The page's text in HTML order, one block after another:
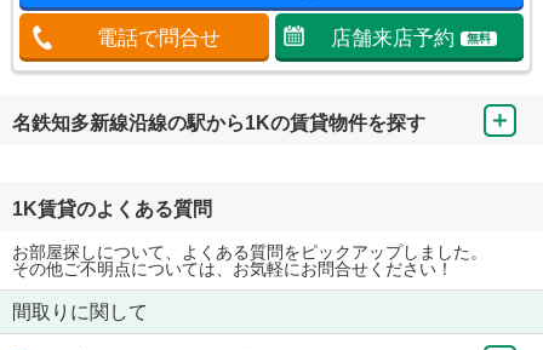
電話で問合せ 店舗来店予約 無料
名鉄知多新線沿線の駅から1Kの賃貸物件を探す
1K賃貸のよくある質問
お部屋探しについて、よくある質問をピックアップしました。
その他ご不明点については、お気軽にお問合せください！
間取りに関して